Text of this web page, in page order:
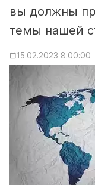
вы должны
темы нашей
15.02.2023 8:00:00